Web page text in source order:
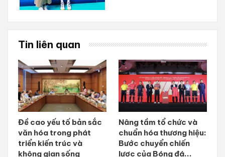
Tin liên quan
Đề cao yếu tố bản sắc
văn hóa trong phát
triển kiến trúc và
không gian sống
Nâng tầm tổ chức và
chuẩn hóa thương hiệu:
Bước chuyển chiến
lược của Bóng đá...